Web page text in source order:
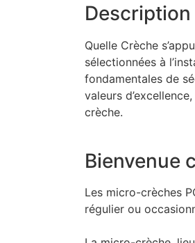
Description
Quelle Crèche
sélectionnées à
fondamentales de
valeurs
crèche.
Bienvenue
Les micro-crèches
régulier ou